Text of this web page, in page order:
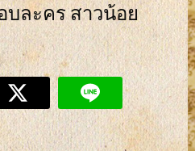
บละคร สาวน้อย